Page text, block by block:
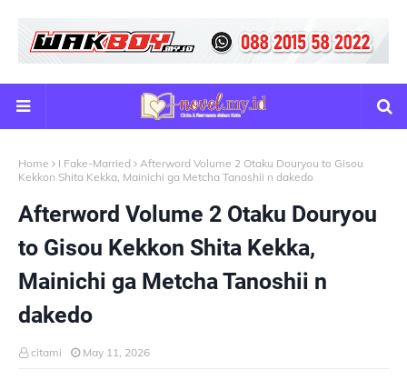
Home I Fake-Married
Afterword Volume 2 Otaku Douryou to Gisou
Kekkon Shita Kekka, Mainichi ga Metcha Tanoshii n dakedo
Afterword Volume 2 Otaku Douryou
to Gisou Kekkon Shita Kekka,
Mainichi ga Metcha Tanoshii n
dakedo
citami May 11, 2026